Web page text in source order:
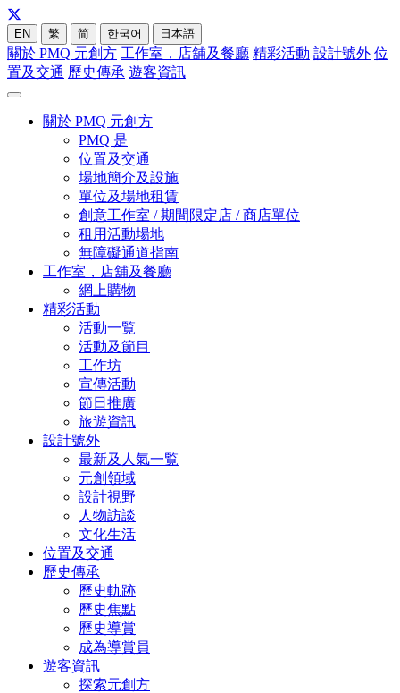
EN 繁 简 한국어 日本語
關於 PMQ 元創方 工作室，店舖及餐廳 精彩活動 設計號外 位
置及交通 歷史傳承 遊客資訊
關於 PMQ 元創方
PMQ 是
位置及交通
場地簡介及設施
單位及場地租賃
創意工作室 / 期間限定店 / 商店單位
租用活動場地
無障礙通道指南
工作室，店舖及餐廳
網上購物
精彩活動
活動一覧
活動及節目
工作坊
宣傳活動
節日推廣
旅遊資訊
設計號外
最新及人氣一覧
元創領域
設計視野
人物訪談
文化生活
位置及交通
歷史傳承
歷史軌跡
歷史焦點
歷史導賞
成為導賞員
遊客資訊
探索元創方